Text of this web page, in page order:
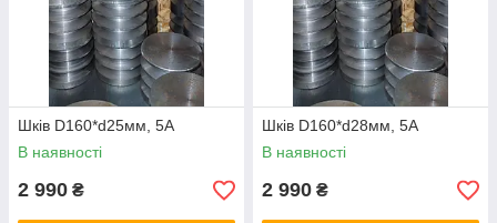
Шків D160*d25мм, 5А
В наявності
2 990 ₴
Шків D160*d28мм, 5А
В наявності
2 990 ₴